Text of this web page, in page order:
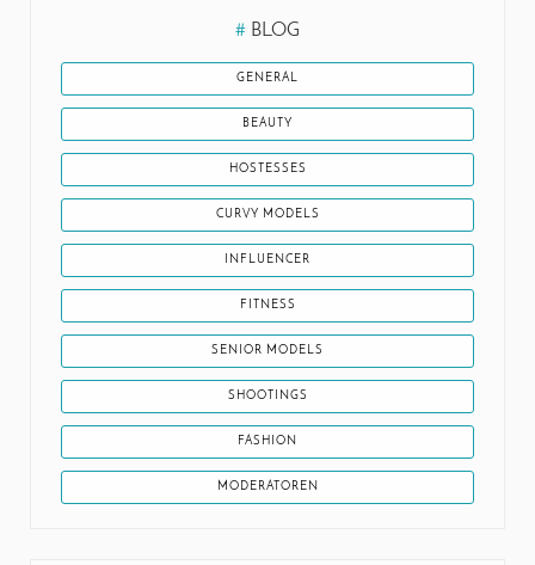
# BLOG
GENERAL
BEAUTY
HOSTESSES
CURVY MODELS
INFLUENCER
FITNESS
SENIOR MODELS
SHOOTINGS
FASHION
MODERATOREN